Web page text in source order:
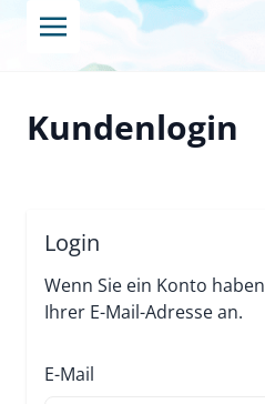
Kundenlogin
Login
Wenn Sie ein Konto
Ihrer E-Mail-Adresse an.
E-Mail